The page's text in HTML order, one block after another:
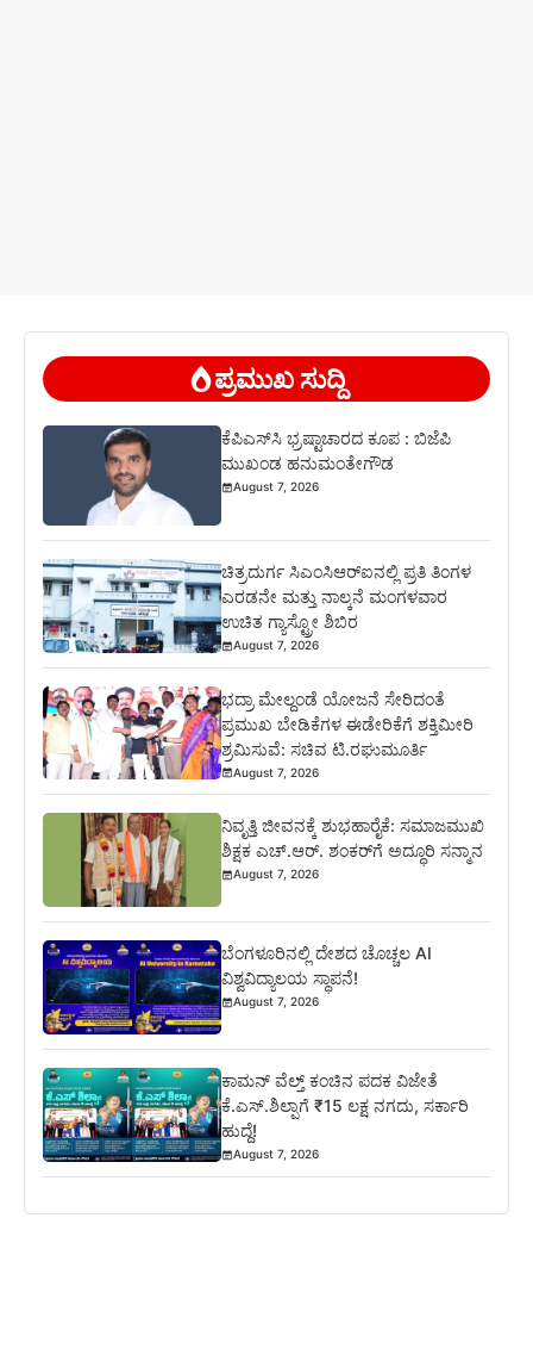
ಪ್ರಮುಖ ಸುದ್ದಿ
ಕೆಪಿಎಸ್‍ಸಿ ಭ್ರಷ್ಟಾಚಾರದ ಕೂಪ : ಬಿಜೆಪಿ
ಮುಖಂಡ ಹನುಮಂತೇಗೌಡ
August 7, 2026
ಚಿತ್ರದುರ್ಗ ಸಿಎಂಸಿಆರ್‍ಐನಲ್ಲಿ ಪ್ರತಿ ತಿಂಗಳ
ಎರಡನೇ ಮತ್ತು ನಾಲ್ಕನೆ ಮಂಗಳವಾರ
ಉಚಿತ ಗ್ಯಾಸ್ಟ್ರೋ ಶಿಬಿರ
August 7, 2026
ಭದ್ರಾ ಮೇಲ್ದಂಡೆ ಯೋಜನೆ ಸೇರಿದಂತೆ
ಪ್ರಮುಖ ಬೇಡಿಕೆಗಳ ಈಡೇರಿಕೆಗೆ ಶಕ್ತಿಮೀರಿ
ಶ್ರಮಿಸುವೆ: ಸಚಿವ ಟಿ.ರಘುಮೂರ್ತಿ
August 7, 2026
ನಿವೃತ್ತಿ ಜೀವನಕ್ಕೆ ಶುಭಹಾರೈಕೆ: ಸಮಾಜಮುಖಿ
ಶಿಕ್ಷಕ ಎಚ್.ಆರ್. ಶಂಕರ್‌ಗೆ ಅದ್ಧೂರಿ ಸನ್ಮಾನ
August 7, 2026
ಬೆಂಗಳೂರಿನಲ್ಲಿ ದೇಶದ ಚೊಚ್ಚಲ AI
ವಿಶ್ವವಿದ್ಯಾಲಯ ಸ್ಥಾಪನೆ!
August 7, 2026
ಕಾಮನ್ ವೆಲ್ತ್ ಕಂಚಿನ ಪದಕ ವಿಜೇತೆ
ಕೆ.ಎಸ್.ಶಿಲ್ಪಾಗೆ ₹15 ಲಕ್ಷ ನಗದು, ಸರ್ಕಾರಿ
ಹುದ್ದೆ!
August 7, 2026